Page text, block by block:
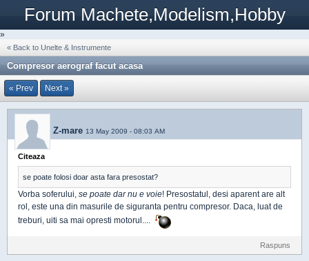
Forum Machete,Modelism,Hobby
»
« Back to Unelte & Instrumente
Compresor aerograf facut acasa
« Prev Next »
Z-mare 13 May 2009 - 08:03 AM
Citeaza
se poate folosi doar asta fara presostat?
Vorba soferului, se poate dar nu e voie! Presostatul, desi aparent are alt
rol, este una din masurile de siguranta pentru compresor. Daca, luat de
treburi, uiti sa mai opresti motorul....
Raspuns